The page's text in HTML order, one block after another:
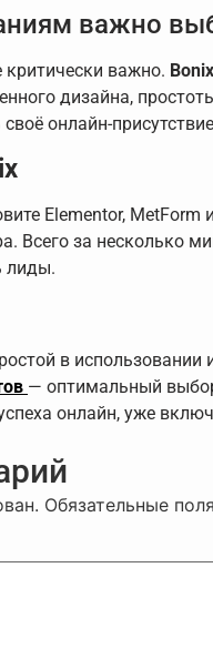
важно
важно. Bonix
дизайна,
онлайн-
Elementor,
Всего за несколько
лиды.
в
— оптимальный
онлайн, уже
Обязательные